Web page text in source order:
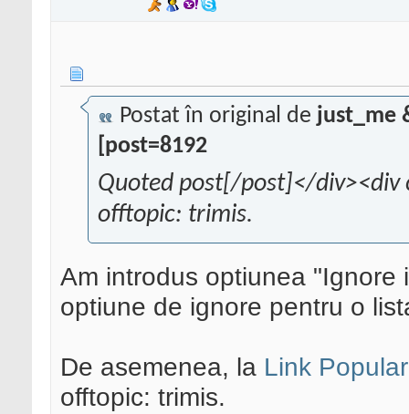
Postat în original de just_me
[post=8192
Quoted post[/post]</div><div
offtopic: trimis.
Am introdus optiunea
optiune de ignore pentru o
De asemenea, la Link
offtopic: trimis.